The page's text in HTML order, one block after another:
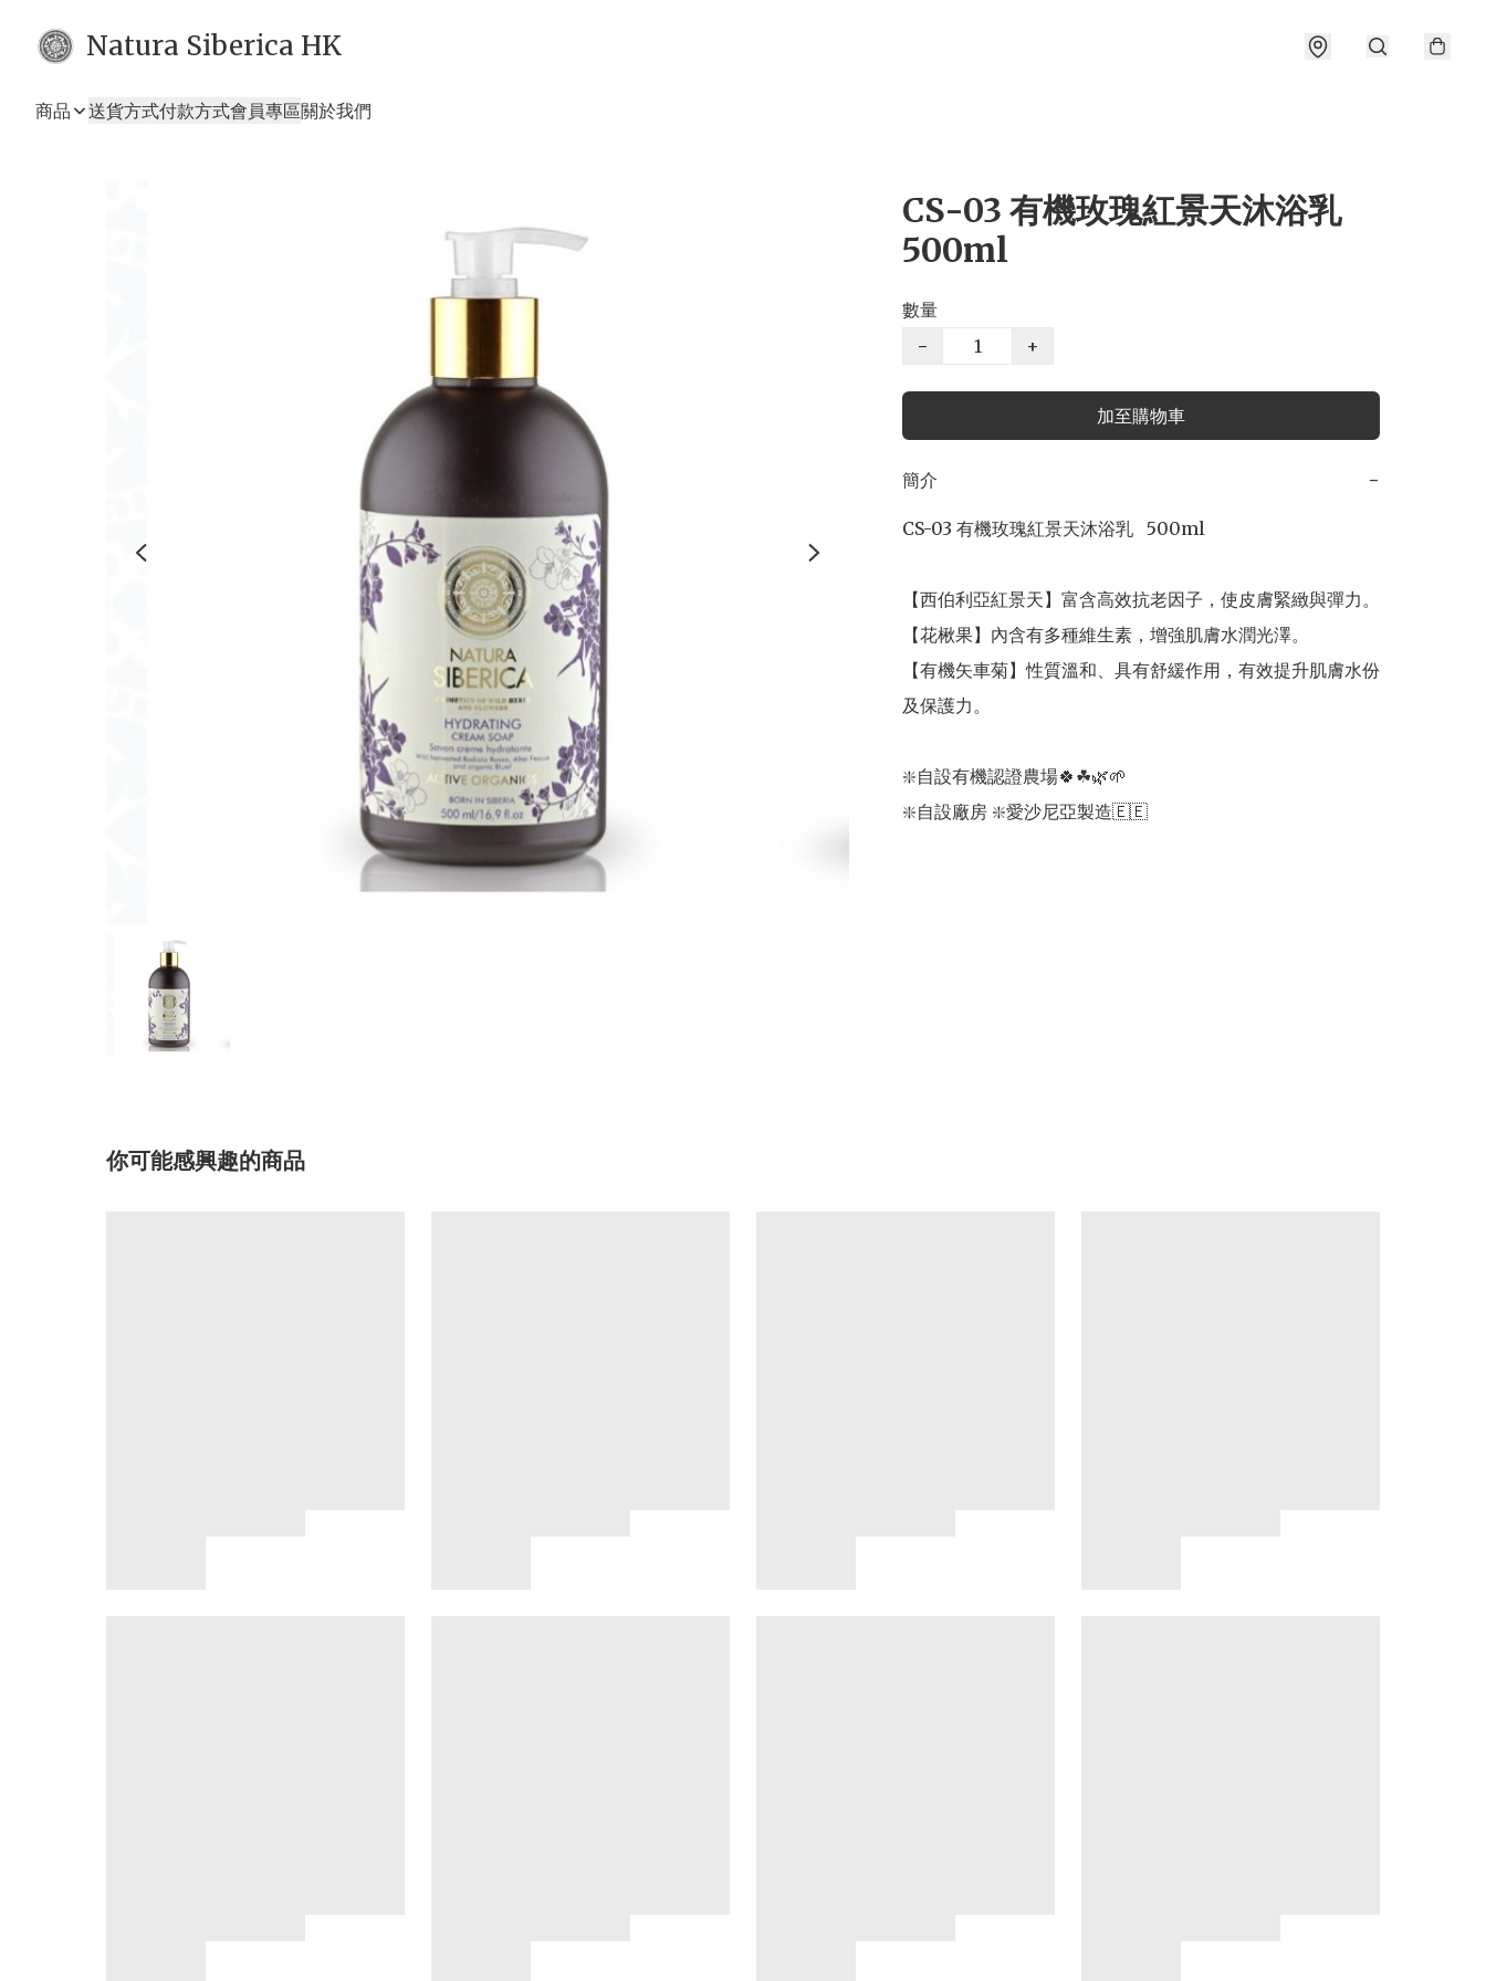
Natura Siberica HK
商品 送貨方式付款方式會員專區關於我們
CS-03 有機玫瑰紅景天沐浴乳
500ml
數量
−
+
加至購物車
簡介 −
CS-03 有機玫瑰紅景天沐浴乳   500ml
【西伯利亞紅景天】富含高效抗老因子，使皮膚緊緻與彈力。
【花楸果】內含有多種維生素，增強肌膚水潤光澤。
【有機矢車菊】性質溫和、具有舒緩作用，有效提升肌膚水份
及保護力。
❇️自設有機認證農場🍀☘🌿🌱
❇️自設廠房 ❇️愛沙尼亞製造🇪🇪
你可能感興趣的商品